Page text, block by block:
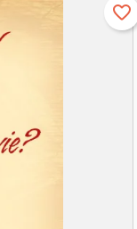
favorite_border